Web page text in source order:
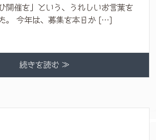
開催を」という、うれしいお言葉を
。 今年は、募集を本日か […]
続きを読む ≫